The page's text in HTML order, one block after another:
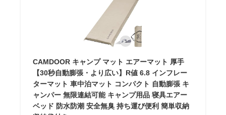
CAMDOOR キャンプ マット エアーマット 厚手
【30秒自動膨張・より広い】R値 6.8 インフレー
ターマット 車中泊マット コンパクト 自動膨張 キ
ャンパー 無限連結可能 キャンプ用品 寝具エアー
ベッド 防水防潮 安全無臭 持ち運び便利 簡単収納